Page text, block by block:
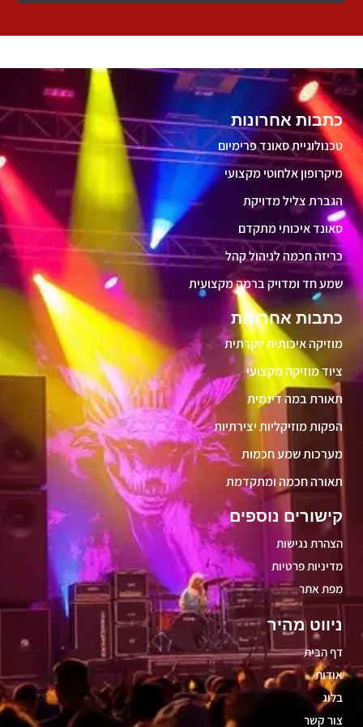
ניווט מהיר
דף הבית
אודות
בלוג
צור קשר
קישורים נוספים
הצהרת נגישות
מדיניות פרטיות
מפת אתר
כתבות אחרונות
מוזיקה איכותית יוקרתית
ציוד מוזיקה מקצועי
תאורת במה דינמית
הפקות מוזיקליות יצירתיות
מערכות שמע חכמות
תאורה חכמה ומתקדמת
כתבות אחרונות
טכנולוגיית סאונד פרימיום
מיקרופון אלחוטי מקצועי
הגברת צליל מדויקת
סאונד איכותי מתקדם
כריזה חכמה לניהול קהל
שמע חד ומדויק ברמה מקצועית